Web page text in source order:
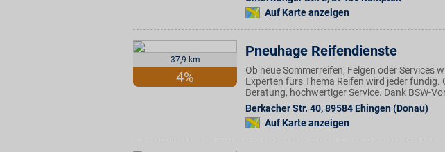
Auf Karte anzeigen
37,9 km
4%
Pneuhage Reifendienste
Ob neue Sommerreifen, Felgen oder Services
Experten fürs Thema Reifen wird jeder
Beratung, hochwertiger Service. Dank BSW-
Berkacher Str. 40,89584 Ehingen (Donau)
Auf Karte anzeigen